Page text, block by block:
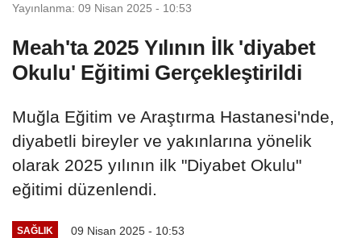
Yayınlanma: 09 Nisan 2025 - 10:53
Meah'ta 2025 Yılının İlk 'diyabet
Okulu' Eğitimi Gerçekleştirildi
Muğla Eğitim ve Araştırma Hastanesi'nde,
diyabetli bireyler ve yakınlarına yönelik
olarak 2025 yılının ilk "Diyabet Okulu"
eğitimi düzenlendi.
SAĞLIK 09 Nisan 2025 - 10:53